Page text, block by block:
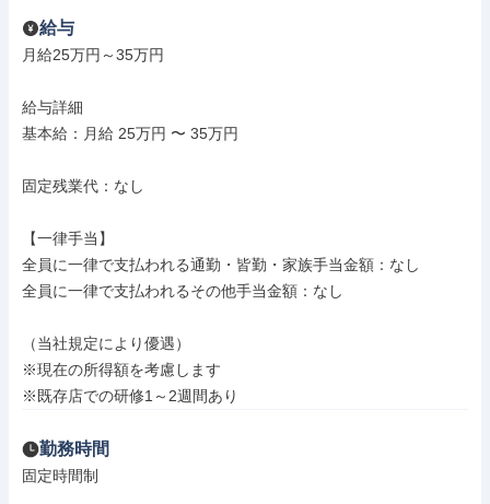
給与
月給25万円～35万円
給与詳細
基本給：月給 25万円 〜 35万円
固定残業代：なし
【一律手当】
全員に一律で支払われる通勤・皆勤・家族手当金額：なし
全員に一律で支払われるその他手当金額：なし
（当社規定により優遇）
※現在の所得額を考慮します
※既存店での研修1～2週間あり
勤務時間
固定時間制